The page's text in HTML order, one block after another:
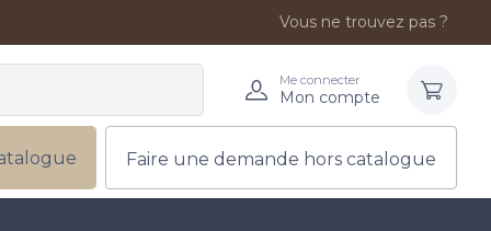
Vous ne trouvez pas ?
Me connecter
Mon compte
Faire une demande hors catalogue